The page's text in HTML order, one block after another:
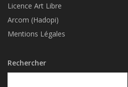
Licence Art Libre
Arcom (Hadopi)
Mentions Légales
Rechercher